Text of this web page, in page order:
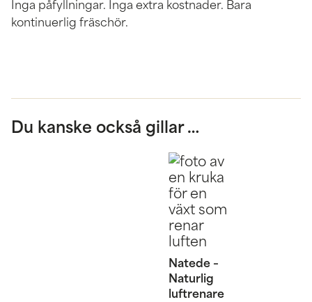
kontinuerlig fräschör.
Du kanske också gillar …
Natede –
Naturlig
luftrenare